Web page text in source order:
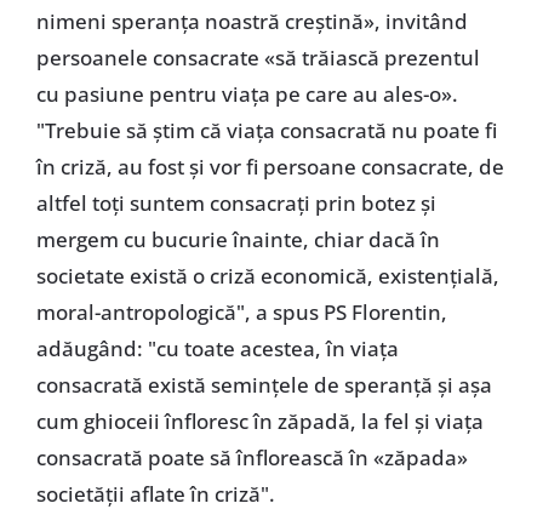
nimeni speranţa noastră creştină», invitând
persoanele consacrate «să trăiască prezentul
cu pasiune pentru viaţa pe care au ales-o».
"Trebuie să ştim că viaţa consacrată nu poate fi
în criză, au fost şi vor fi persoane consacrate, de
altfel toţi suntem consacraţi prin botez şi
mergem cu bucurie înainte, chiar dacă în
societate există o criză economică, existenţială,
moral-antropologică", a spus PS Florentin,
adăugând: "cu toate acestea, în viaţa
consacrată există seminţele de speranţă şi aşa
cum ghioceii înfloresc în zăpadă, la fel şi viaţa
consacrată poate să înflorească în «zăpada»
societăţii aflate în criză".